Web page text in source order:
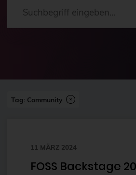
2FA
Abonnement
Alpin
Alternativen
Tag: Community
11 MÄRZ 2024
FOSS Backstage